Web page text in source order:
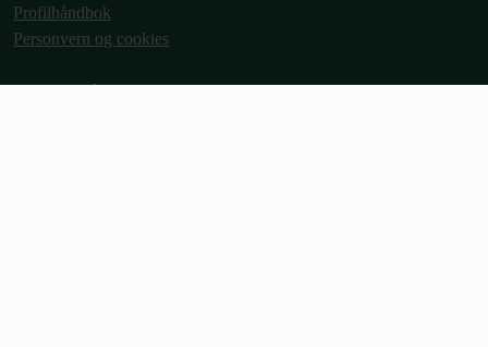
Profilhåndbok
Personvern og cookies
Ordinære åpningstider